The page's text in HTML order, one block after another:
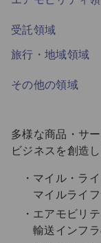
受託領域
旅行・地域領域
その他の領域
多様な商品・サ
ビジネスを創造し
マイル・ラ
マイルライ
エアモビリ
輸送インフ